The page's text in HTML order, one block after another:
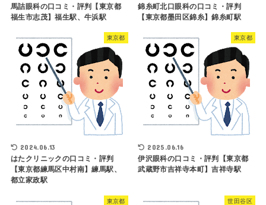
馬詰眼科の口コミ・評判【東京都
福生市志茂】福生駅、牛浜駅
錦糸町北口眼科の口コミ・評判
【東京都墨田区錦糸】錦糸町駅
東京都
2024.06.13
はたクリニックの口コミ・評判
【東京都練馬区中村南】練馬駅、
都立家政駅
東京都
2025.06.16
伊沢眼科の口コミ・評判【東京都
武蔵野市吉祥寺本町】吉祥寺駅
東京都 世田谷区